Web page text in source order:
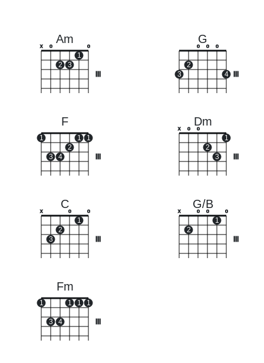
Am
x o
2 3
1
o
G
3
2
o o o
4
F
1
3 4
2
1 1
Dm
x o o
2
3
1
C
x
3
2
o
1
o
G/B
x
2
o o
1
o
Fm
1
3 4
1 1 1